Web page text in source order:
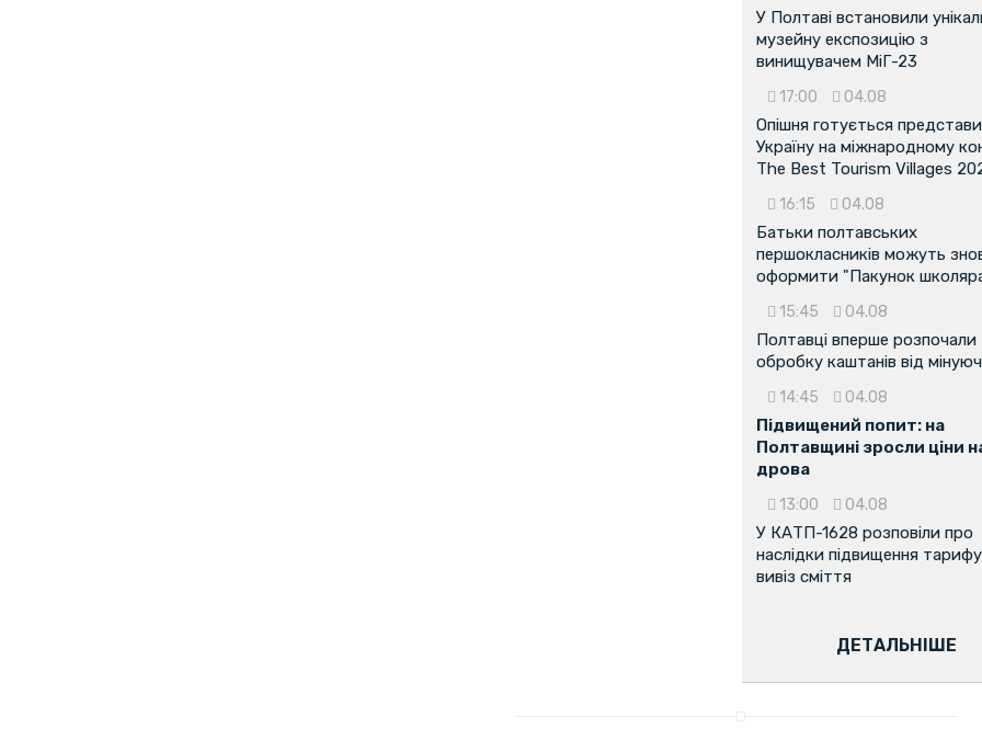
У Полтаві встановили
музейну експозицію з
винищувачем МіГ-23
17:00 04.08
Опішня готується
Україну на міжнародному
The Best Tourism Villages
16:15 04.08
Батьки полтавських
першокласників можуть
оформити "Пакунок
15:45 04.08
Полтавці вперше розпочали
обробку каштанів від
14:45 04.08
Підвищений попит: на
Полтавщині зросли ціни
дрова
13:00 04.08
У КАТП-1628 розповіли про
наслідки підвищення
вивіз сміття
ДЕТАЛЬНІШЕ